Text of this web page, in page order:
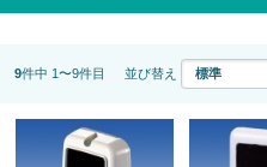
9件中 1〜9件目 並び替え